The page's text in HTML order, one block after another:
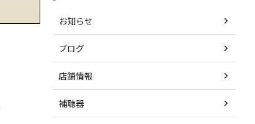
お知らせ
ブログ
店舗情報
補聴器